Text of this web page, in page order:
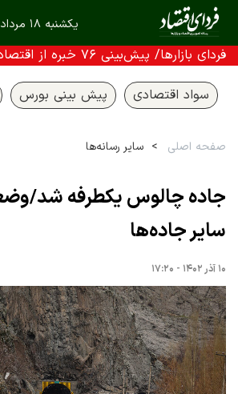
یکشنبه ۱۸ مرداد ۱۴۰۵
فردای بازارها/ پیش‌بینی ۷۶ خبره از اقتصاد و بازارها
سواد اقتصادی پیش بینی بورس
صفحه اصلی سایر رسانه‌ها
جاده چالوس یکطرفه شد/
سایر جاده‌ها
۱۰ آذر ۱۴۰۲ - ۱۷:۲۰